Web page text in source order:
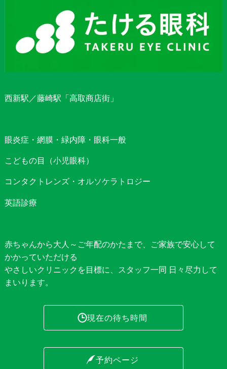
西新駅／藤崎駅「高取商店街」
眼炎症・網膜・緑内障・眼科一般
こどもの目（小児眼科）
コンタクトレンズ・オルソケラトロジー
英語診療
赤ちゃんから大人～ご年配のかたまで、ご家族で安心して
かかっていただける
やさしいクリニックを目標に、スタッフ一同 日々尽力して
まいります。
現在の待ち時間
予約ページ